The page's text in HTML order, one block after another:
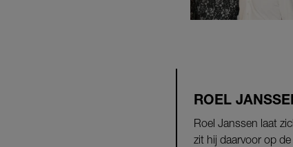
ROEL
Roel Janssen laat
zit hij daarvoor op